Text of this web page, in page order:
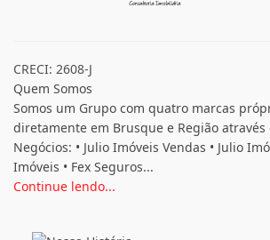
CRECI: 2608-J
Quem Somos
Somos um Grupo com quatro marcas
diretamente em Brusque e Região
Negócios: • Julio Imóveis Vendas • Julio
Imóveis • Fex Seguros...
Continue lendo...